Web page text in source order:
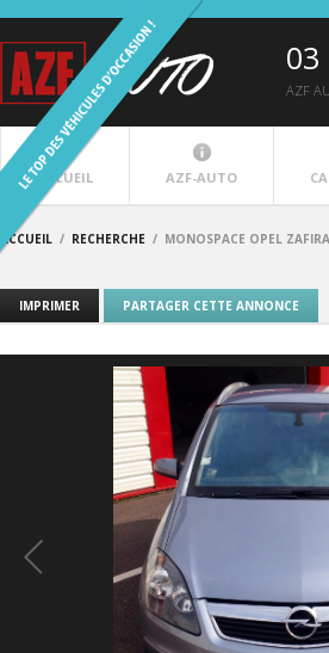
03
AZF
ACCUEIL AZF-AUTO
ACCUEIL / RECHERCHE / MONOSPACE OPEL
IMPRIMER PARTAGER CETTE ANNONCE